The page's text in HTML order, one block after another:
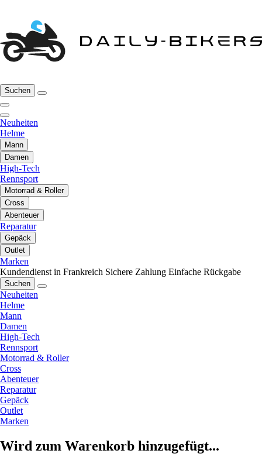
Suchen
Neuheiten
Helme
Mann
Damen
High-Tech
Rennsport
Motorrad & Roller
Cross
Abenteuer
Reparatur
Gepäck
Outlet
Marken
Kundendienst in Frankreich Sichere Zahlung Einfache Rückgabe
Suchen
Neuheiten
Helme
Mann
Damen
High-Tech
Rennsport
Motorrad & Roller
Cross
Abenteuer
Reparatur
Gepäck
Outlet
Marken
Wird zum Warenkorb hinzugefügt...